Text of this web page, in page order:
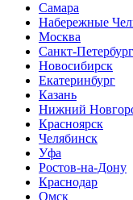
Самара
Набережные
Москва
Санкт-Петербург
Новосибирск
Екатеринбург
Казань
Нижний
Красноярск
Челябинск
Уфа
Ростов-на-Дону
Краснодар
Омск